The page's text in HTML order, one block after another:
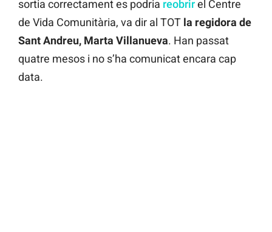
sortia correctament es podria reobrirel Centre
de Vida Comunitària, va dir al TOT la regidora de
Sant Andreu, Marta Villanueva. Han passat
quatre mesos i no s’ha comunicat encara cap
data.